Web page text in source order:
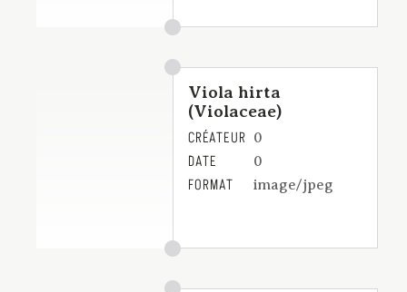
Viola hirta
(Violaceae)
CRÉATEUR 0
DATE 0
FORMAT image/jpeg